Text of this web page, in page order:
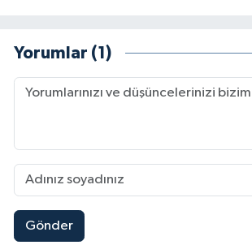
Yorumlar (1)
Gönder